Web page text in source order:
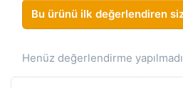
Bu ürünü ilk değerlendiren
Henüz değerlendirme